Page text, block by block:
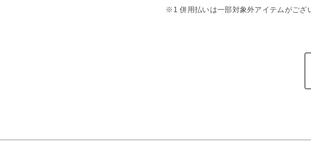
※1 併用払いは一部対象外アイテムがござ